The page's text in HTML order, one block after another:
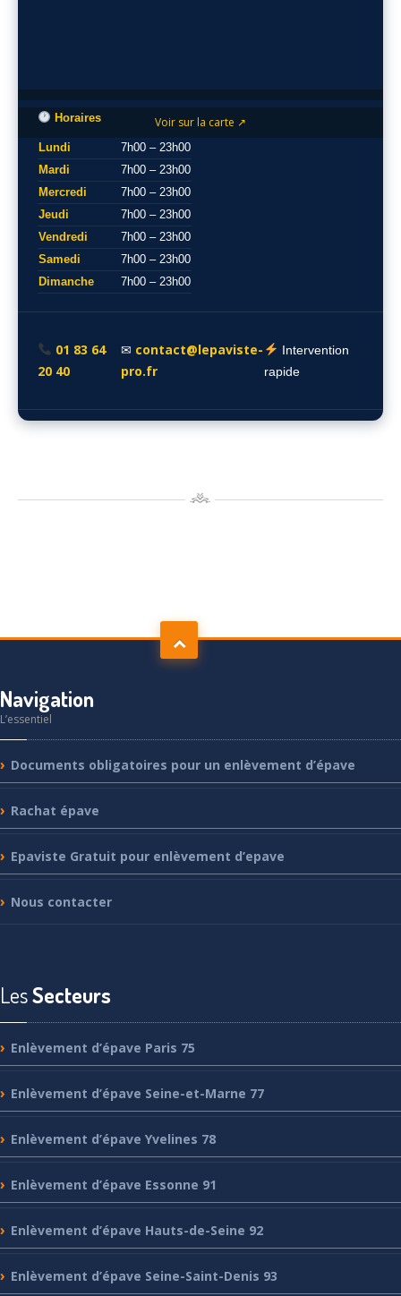
Voir sur la carte ↗
Horaires
Lundi
7h00 – 23h00
Mardi
7h00 – 23h00
Mercredi
7h00 – 23h00
Jeudi
7h00 – 23h00
Vendredi
7h00 – 23h00
Samedi
7h00 – 23h00
Dimanche
7h00 – 23h00
01 83 64
20 40
✉ contact@lepaviste-
pro.fr
Intervention
rapide
Navigation
L’essentiel
Documents obligatoires pour un enlèvement d’épave
Rachat épave
Epaviste Gratuit pour enlèvement d’epave
Nous contacter
LesSecteurs
Enlèvement d’épave Paris 75
Enlèvement d’épave Seine-et-Marne 77
Enlèvement d’épave Yvelines 78
Enlèvement d’épave Essonne 91
Enlèvement d’épave Hauts-de-Seine 92
Enlèvement d’épave Seine-Saint-Denis 93